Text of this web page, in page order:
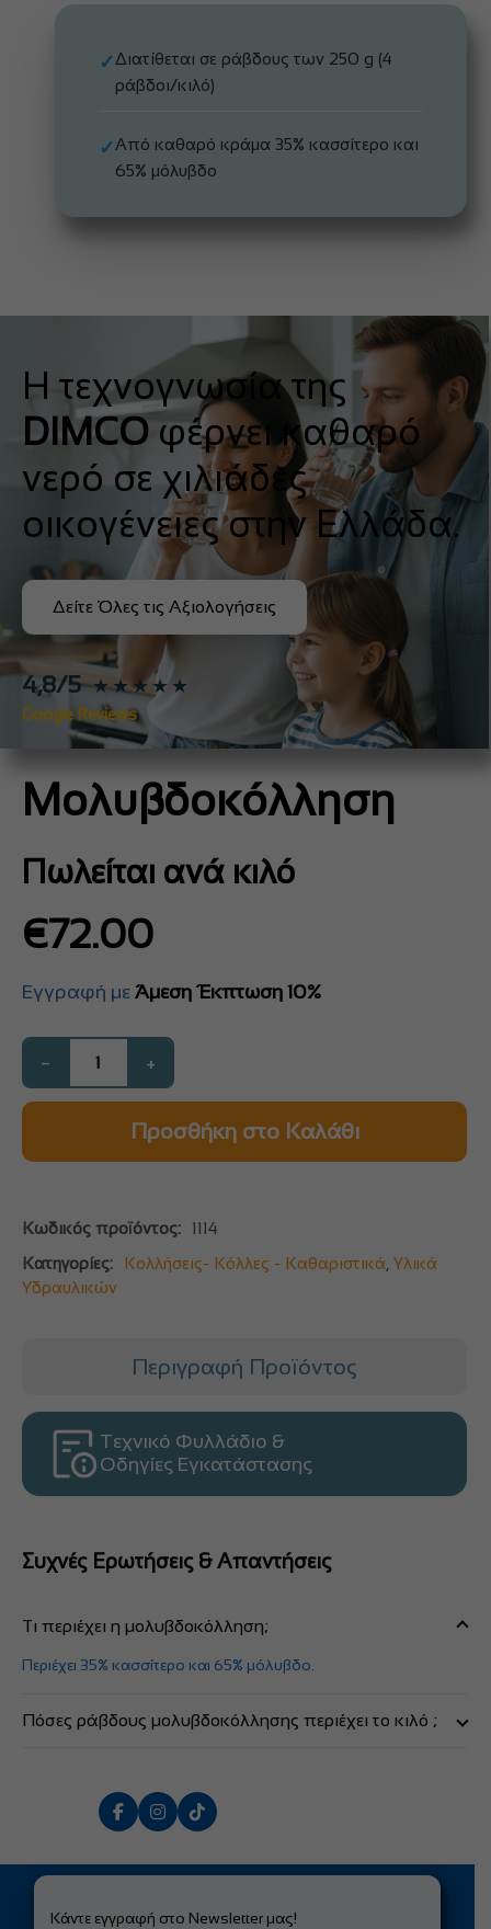
✓Διατίθεται σε ράβδους των 250 g (4
ράβδοι/κιλό)
✓Από καθαρό κράμα 35% κασσίτερο και
65% μόλυβδο
Η τεχνογνωσία της
DIMCO φέρνει καθαρό
νερό σε χιλιάδες
οικογένειες στην Ελλάδα.
Δείτε Όλες τις Αξιολογήσεις
4,8/5 ★★★★★
Google Reviews
Μολυβδοκόλληση
Πωλείται ανά κιλό
€72.00
Εγγραφή με Άμεση Έκπτωση 10%
− +
Προσθήκη στο Καλάθι
Κωδικός προϊόντος:
1114
Κατηγορίες:
Κολλήσεις- Κόλλες - Καθαριστικά Υλικά
Υδραυλικών
Περιγραφή Προϊόντος
Τεχνικό Φυλλάδιο &
Οδηγίες Εγκατάστασης
Συχνές Ερωτήσεις & Απαντήσεις
Τι περιέχει η μολυβδοκόλληση;
Περιέχει 35% κασσίτερο και 65% μόλυβδο.
Πόσες ράβδους μολυβδοκόλλησης περιέχει το κιλό ;
Κάντε εγγραφή στο Newsletter μας!